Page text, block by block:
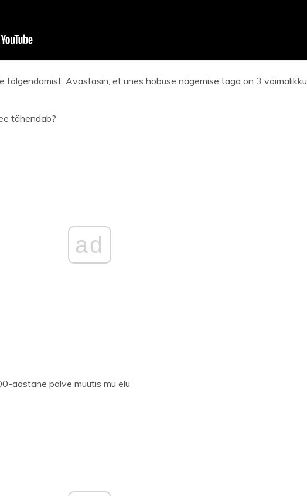
tõlgendamist. Avastasin, et unes hobuse nägemise taga on 3 võimalikku
tähendab?
ad
aastane palve muutis mu elu